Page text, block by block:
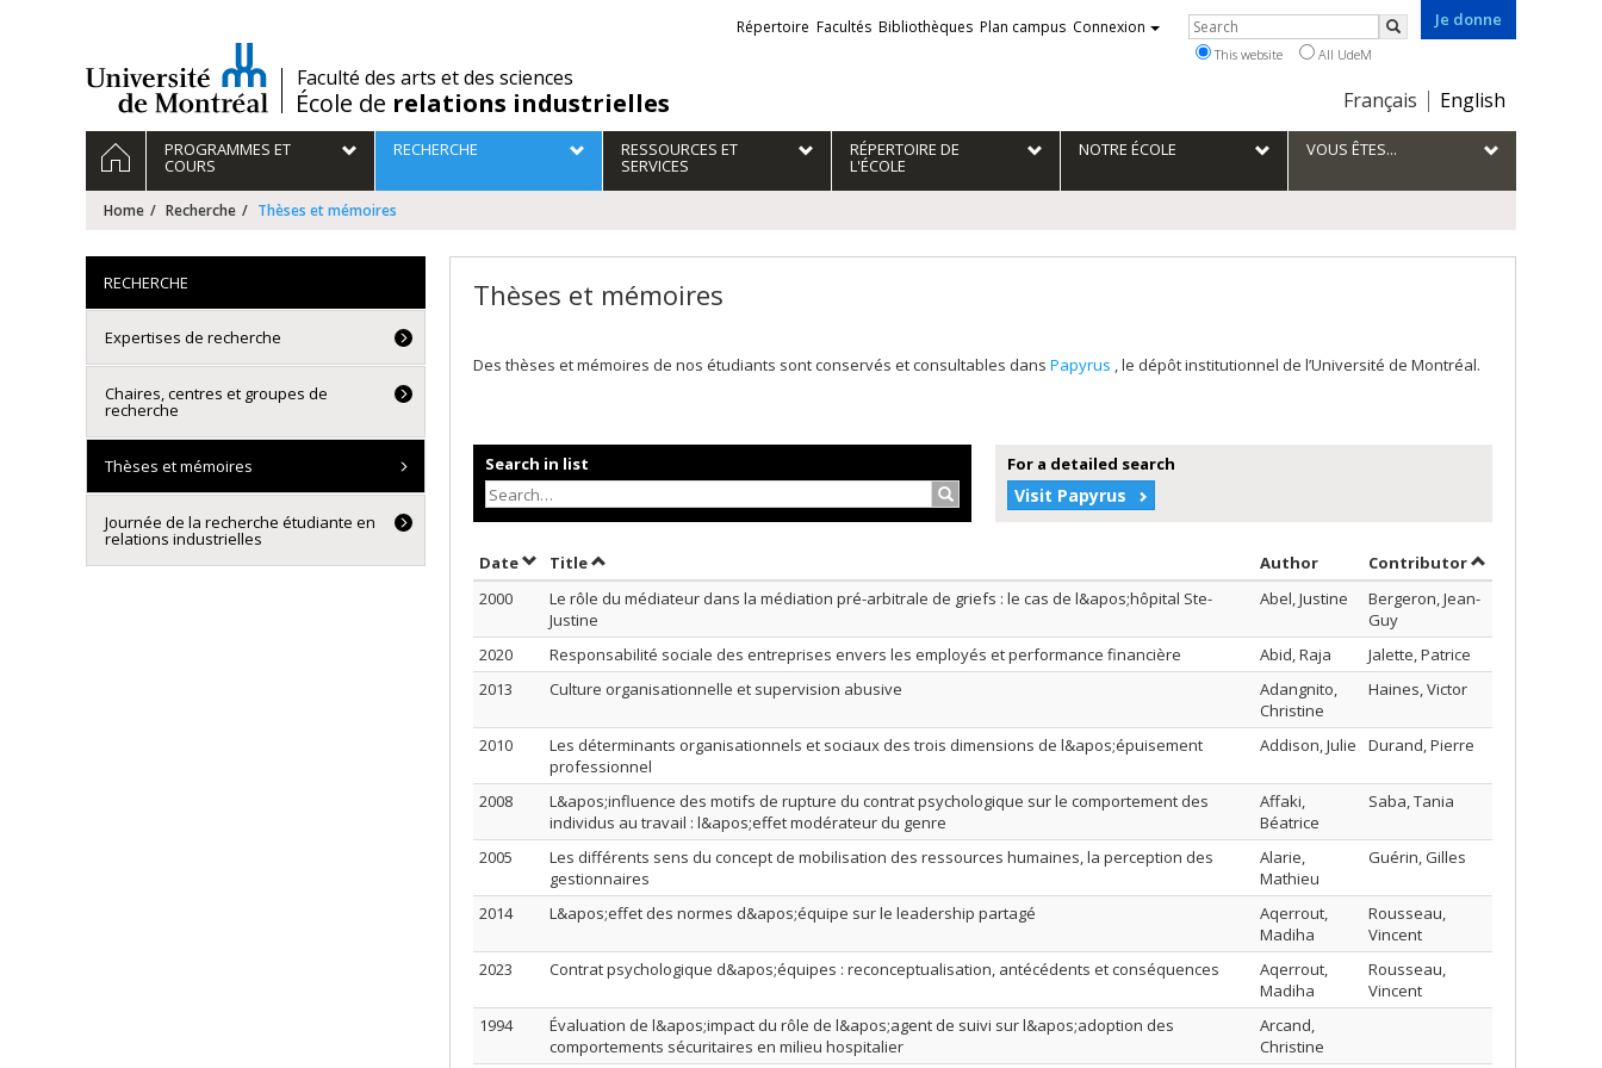
/Faculté des arts et des sciences
École de relations industrielles
Je donne
Choix
la
langue
Français English
Liens
externes
Répertoire Facultés Bibliothèques Plan campus Connexion Rechercher
Search
This website All UdeM
Navigation
principale
HOMEPROGRAMMES ET
COURS
RECHERCHE RESSOURCES ET
SERVICES
RÉPERTOIRE DE
L'ÉCOLE
NOTRE ÉCOLE VOUS ÊTES...
Home Recherche Thèses et mémoires
Thèses et mémoires
Des thèses et mémoires de nos étudiants sont conservés et consultables dans Papyrus , le dépôt institutionnel de l’Université de Montréal.
Search in list
Search…
For a detailed search
Visit Papyrus
DateSort by date in ascending order
TitleSort by title in ascending order Author Sort by author in ascending order
Contributorby contributor
2000
Le rôle du médiateur dans la médiation pré-arbitrale de griefs : le cas de l&apos;hôpital Ste-
Justine
Abel, Justine
Bergeron, Jean-
Guy
2020
Responsabilité sociale des entreprises envers les employés et performance financière Abid, Raja
Jalette, Patrice
2013
Culture organisationnelle et supervision abusive
Adangnito,
Christine
Haines, Victor
2010
Les déterminants organisationnels et sociaux des trois dimensions de l&apos;épuisement
professionnel
Addison, Julie Durand, Pierre
2008
L&apos;influence des motifs de rupture du contrat psychologique sur le comportement des
individus au travail : l&apos;effet modérateur du genre
Affaki,
Béatrice
Saba, Tania
2005
Les différents sens du concept de mobilisation des ressources humaines, la perception des
gestionnaires
Alarie,
Mathieu
Guérin, Gilles
2014 L&apos;effet des normes d&apos;équipe sur le leadership partagé
Aqerrout,
Madiha
Rousseau,
Vincent
2023
Contrat psychologique d&apos;équipes : reconceptualisation, antécédents et conséquences
Aqerrout,
Madiha
Rousseau,
Vincent
1994
Évaluation de l&apos;impact du rôle de l&apos;agent de suivi sur l&apos;adoption des
comportements sécuritaires en milieu hospitalier
Arcand,
Christine
RECHERCHE
Expertises de recherche
Chaires, centres et groupes de
recherche
Thèses et mémoires
Journée de la recherche étudiante en
relations industrielles